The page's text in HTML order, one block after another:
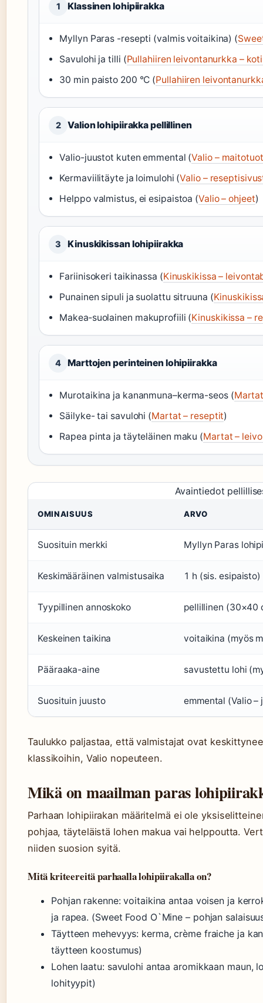
1 Klassinen lohipiirakka
Myllyn Paras -resepti (valmis voitaikina) (
Savulohi ja tilli (Pullahiiren leivontanurkka –
30 min paisto 200 °C (Pullahiiren
2 Valion lohipiirakka pellillinen
Valio-juustot kuten emmental (Valio –
Kermaviilitäyte ja loimulohi (Valio –
Helppo valmistus, ei esipaistoa (Valio – ohjeet)
3 Kinuskikissan lohipiirakka
Fariinisokeri taikinassa (Kinuskikissa –
Punainen sipuli ja suolattu sitruuna (
Makea‑suolainen makuprofiili (Kinuskikissa –
4 Marttojen perinteinen lohipiirakka
Murotaikina ja kananmuna–kerma-seos (
Säilyke- tai savulohi (Martat – reseptit)
Rapea pinta ja täyteläinen maku (Martat –
Avaintiedot
OMINAISUUS ARVO
Suosituin merkki Myllyn Paras
Keskimääräinen valmistusaika 1 h (sis. esipaisto)
Tyypillinen annoskoko pellillinen (30×40
Keskeinen taikina voitaikina (myös
Pääraaka-aine savustettu lohi
Suosituin juusto emmental (Valio –
Taulukko paljastaa, että valmistajat ovat
klassikoihin, Valio nopeuteen.
Mikä on maailman paras
Parhaan lohipiirakan määritelmä ei ole
pohjaa, täyteläistä lohen makua vai helppoutta.
niiden suosion syitä.
Mitä kriteereitä parhaalla lohipiirakalla on?
Pohjan rakenne: voitaikina antaa voisen ja
ja rapea. (Sweet Food O`Mine – pohjan
Täytteen mehevyys: kerma, crème fraiche ja
täytteen koostumus)
Lohen laatu: savulohi antaa aromikkaan maun,
lohityypit)